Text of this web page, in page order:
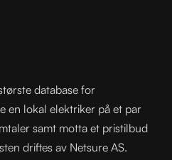
database for
en lokal elektriker på et par
samt motta et pristilbud
driftes av Netsure AS.